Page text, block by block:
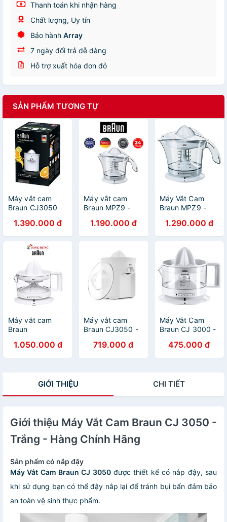
Thanh toán khi nhận hàng
Chất lượng, Uy tín
Bảo hành Array
7 ngày đổi trả dễ dàng
Hỗ trợ xuất hóa đơn đỏ
SẢN PHẨM TƯƠNG TỰ
Máy vắt cam
Braun CJ3050
1.390.000 đ
Máy vắt cam
Braun MPZ9 -
ÂU - Hàng chính
hãng
1.190.000 đ
Máy Vắt Cam
Braun MPZ9 -
Chính Hãng
1.290.000 đ
Máy vắt cam
Braun
Hàng chính hãng
1.050.000 đ
Máy vắt cam
Braun CJ3050 -
719.000 đ
Máy Vắt Cam
Braun CJ 3000 -
Chính Hãng
475.000 đ
GIỚI THIỆU CHI TIẾT
Giới thiệu Máy Vắt Cam Braun CJ 3050 -
Trắng - Hàng Chính Hãng
Sản phẩm có nắp đậy
Máy Vắt Cam Braun CJ 3050được thiết kế có nắp đậy, sau
khi sử dụng bạn có thể đậy nắp lại để tránh bụi bẩn đảm bảo
an toàn vệ sinh thực phẩm.